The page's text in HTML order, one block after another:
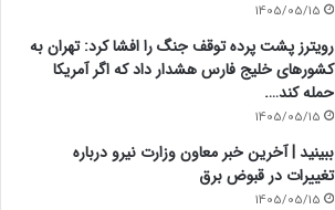
1405/05/15
رویترز پشت پرده توقف جنگ را افشا کرد: تهران به
کشورهای خلیج فارس هشدار داد که اگر آمریکا
حمله کند….
1405/05/15
ببینید | آخرین خبر معاون وزارت نیرو درباره
تغییرات در قبوض برق
1405/05/15